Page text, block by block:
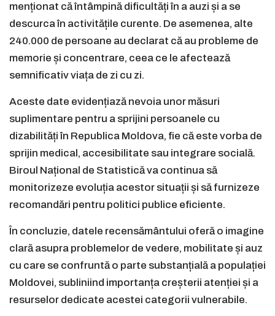
menționat că întâmpină dificultăți în a auzi și a se
descurca în activitățile curente. De asemenea, alte
240.000 de persoane au declarat că au probleme de
memorie și concentrare, ceea ce le afectează
semnificativ viața de zi cu zi.
Aceste date evidențiază nevoia unor măsuri
suplimentare pentru a sprijini persoanele cu
dizabilități în Republica Moldova, fie că este vorba de
sprijin medical, accesibilitate sau integrare socială.
Biroul Național de Statistică va continua să
monitorizeze evoluția acestor situații și să furnizeze
recomandări pentru politici publice eficiente.
În concluzie, datele recensământului oferă o imagine
clară asupra problemelor de vedere, mobilitate și auz
cu care se confruntă o parte substanțială a populației
Moldovei, subliniind importanța creșterii atenției și a
resurselor dedicate acestei categorii vulnerabile.